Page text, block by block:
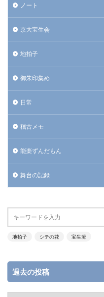
ノート
京大宝生会
地拍子
御朱印集め
日常
稽古メモ
能楽ずんだもん
舞台の記録
地拍子 シテの花 宝生流
過去の投稿